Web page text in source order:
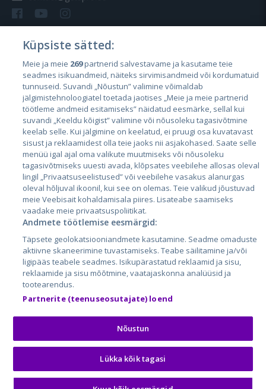
Страны
Эстония
Латвия
Литва
City24.lv
City24.ee
GetaPro.lv
GetaPro.ee
Autoplius.lt
Aruodas.lt
CVbankas.lt
Kainos.lt
Paslaugos.lt
auto24.ee
Osta.ee
KuldneBörs.ee
© 2026 GetaPro. Все права защищены.
Küpsiste sätted:
Meie ja meie 269partnerid salvestavame ja kasutame teie
seadmes isikuandmeid, näiteks sirvimisandmeid või kordumatuid
tunnuseid. Suvandi „Nõustun” valimine võimaldab
jälgimistehnoloogiatel toetada jaotises „Meie ja meie partnerid
töötleme andmeid esitamiseks” näidatud eesmärke, sellal kui
suvandi „Keeldu kõigist” valimine või nõusoleku tagasivõtmine
keelab selle. Kui jälgimine on keelatud, ei pruugi osa kuvatavast
sisust ja reklaamidest olla teie jaoks nii asjakohased. Saate selle
menüü igal ajal oma valikute muutmiseks või nõusoleku
tagasivõtmiseks uuesti avada, klõpsates veebilehe allosas oleval
lingil „Privaatsuseelistused” või veebilehe vasakus alanurgas
oleval hõljuval ikoonil, kui see on olemas. Teie valikud jõustuvad
meie Veebisait kohaldamisala piires. Lisateabe saamiseks
vaadake meie privaatsuspoliitikat.
Andmete töötlemise eesmärgid:
Täpsete geolokatsiooniandmete kasutamine. Seadme omaduste
aktiivne skaneerimine tuvastamiseks. Teabe säilitamine ja/või
ligipääs teabele seadmes. Isikupärastatud reklaamid ja sisu,
reklaamide ja sisu mõõtmine, vaatajaskonna analüüsid ja
tootearendus.
Partnerite (teenuseosutajate) loend
Nõustun
Lükka kõik tagasi